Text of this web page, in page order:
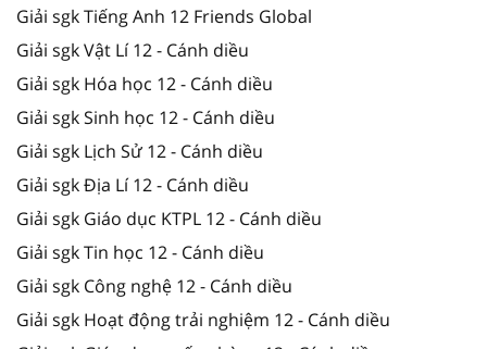
Giải sgk Tiếng Anh 12 Friends Global
Giải sgk Vật Lí 12 - Cánh diều
Giải sgk Hóa học 12 - Cánh diều
Giải sgk Sinh học 12 - Cánh diều
Giải sgk Lịch Sử 12 - Cánh diều
Giải sgk Địa Lí 12 - Cánh diều
Giải sgk Giáo dục KTPL 12 - Cánh diều
Giải sgk Tin học 12 - Cánh diều
Giải sgk Công nghệ 12 - Cánh diều
Giải sgk Hoạt động trải nghiệm 12 - Cánh diều